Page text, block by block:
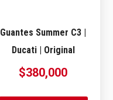
Guantes Summer C3 |
Ducati | Original
$380,000